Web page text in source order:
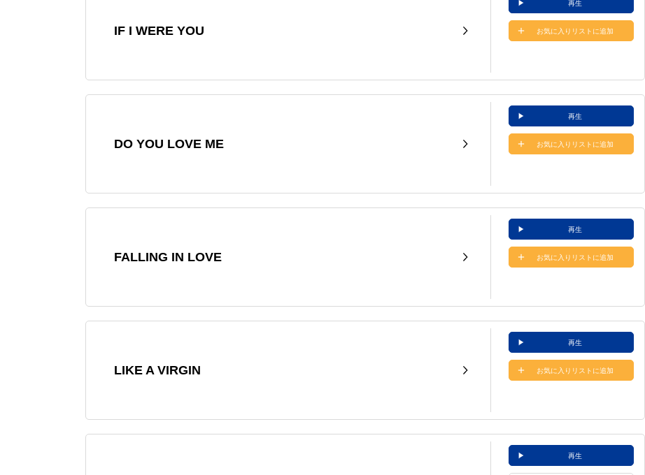
IF I WERE YOU
再生
お気に入りリストに追加
DO YOU LOVE ME
再生
お気に入りリストに追加
FALLING IN LOVE
再生
お気に入りリストに追加
LIKE A VIRGIN
再生
お気に入りリストに追加
再生